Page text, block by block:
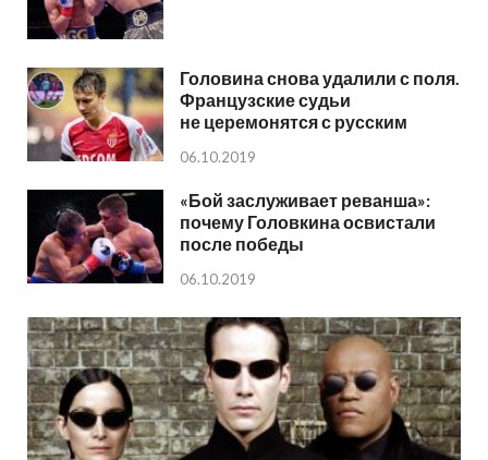
Головина снова удалили с поля.
Французские судьи
не церемонятся с русским
06.10.2019
«Бой заслуживает реванша»:
почему Головкина освистали
после победы
06.10.2019